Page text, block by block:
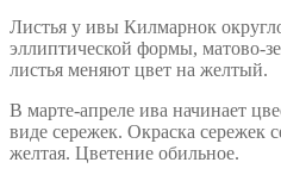
Листья у ивы Килмарнок
эллиптической формы, матово-
листья меняют цвет на желтый.
В марте-апреле ива начинает
виде сережек. Окраска сережек
желтая. Цветение обильное.